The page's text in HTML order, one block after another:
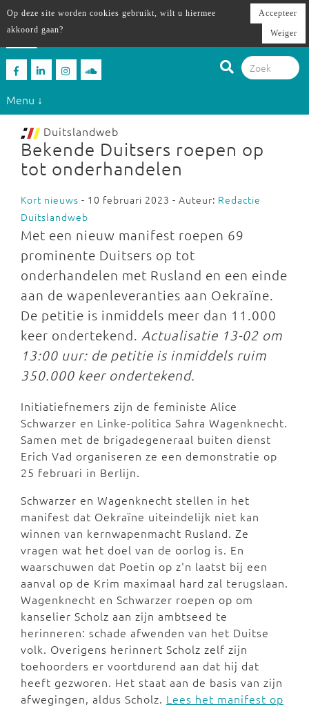
Menu ↓
Duitslandweb
Bekende Duitsers roepen op
tot onderhandelen
Kort nieuws - 10 februari 2023 - Auteur: Redactie
Duitslandweb
Met een nieuw manifest roepen 69
prominente Duitsers op tot
onderhandelen met Rusland en een einde
aan de wapenleveranties aan Oekraïne.
De petitie is inmiddels meer dan 11.000
keer ondertekend. Actualisatie 13-02 om
13:00 uur: de petitie is inmiddels ruim
350.000 keer ondertekend.
Initiatiefnemers zijn de feministe Alice
Schwarzer en Linke-politica Sahra Wagenknecht.
Samen met de brigadegeneraal buiten dienst
Erich Vad organiseren ze een demonstratie op
25 februari in Berlijn.
Schwarzer en Wagenknecht stellen in het
manifest dat Oekraïne uiteindelijk niet kan
winnen van kernwapenmacht Rusland. Ze
vragen wat het doel van de oorlog is. En
waarschuwen dat Poetin op z'n laatst bij een
aanval op de Krim maximaal hard zal terugslaan.
Wagenknecht en Schwarzer roepen op om
kanselier Scholz aan zijn ambtseed te
herinneren: schade afwenden van het Duitse
volk. Overigens herinnert Scholz zelf zijn
toehoorders er voortdurend aan dat hij dat
heeft gezworen. Het staat aan de basis van zijn
afwegingen, aldus Scholz. Lees het manifest op
Op deze site worden cookies gebruikt, wilt u hiermee
akkoord gaan?
Accepteer
Weiger